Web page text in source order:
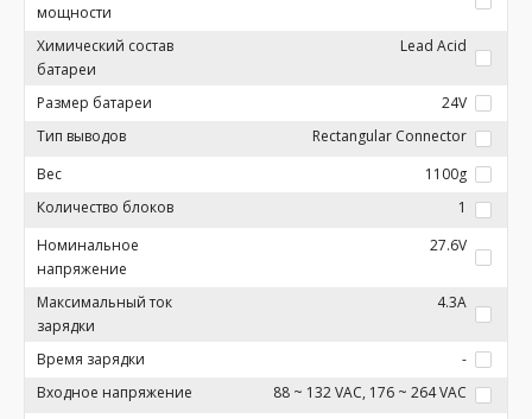
мощности
Химический состав
батареи
Lead Acid
Размер батареи
24V
Тип выводов
Rectangular Connector
Вес
1100g
Количество блоков
1
Номинальное
напряжение
27.6V
Максимальный ток
зарядки
4.3A
Время зарядки
-
Входное напряжение
88 ~ 132 VAC, 176 ~ 264 VAC